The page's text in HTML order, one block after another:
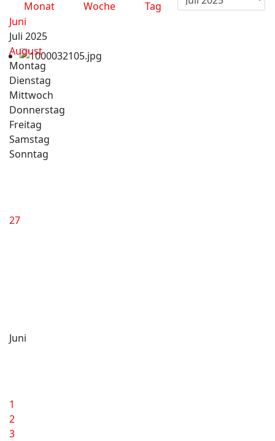
Juni
Juli 2025
August
Montag
Dienstag
Mittwoch
Donnerstag
Freitag
Samstag
Sonntag
27
Juni
1
2
3